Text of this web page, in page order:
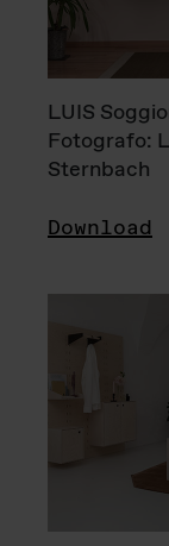
LUIS
Fotografo:
Sternbach
Download